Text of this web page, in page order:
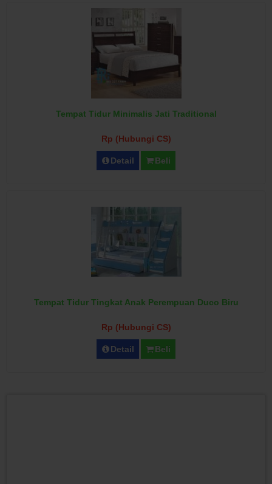
Tempat Tidur Minimalis Jati Traditional
Rp (Hubungi CS)
Detail Beli
Tempat Tidur Tingkat Anak Perempuan Duco Biru
Rp (Hubungi CS)
Detail Beli